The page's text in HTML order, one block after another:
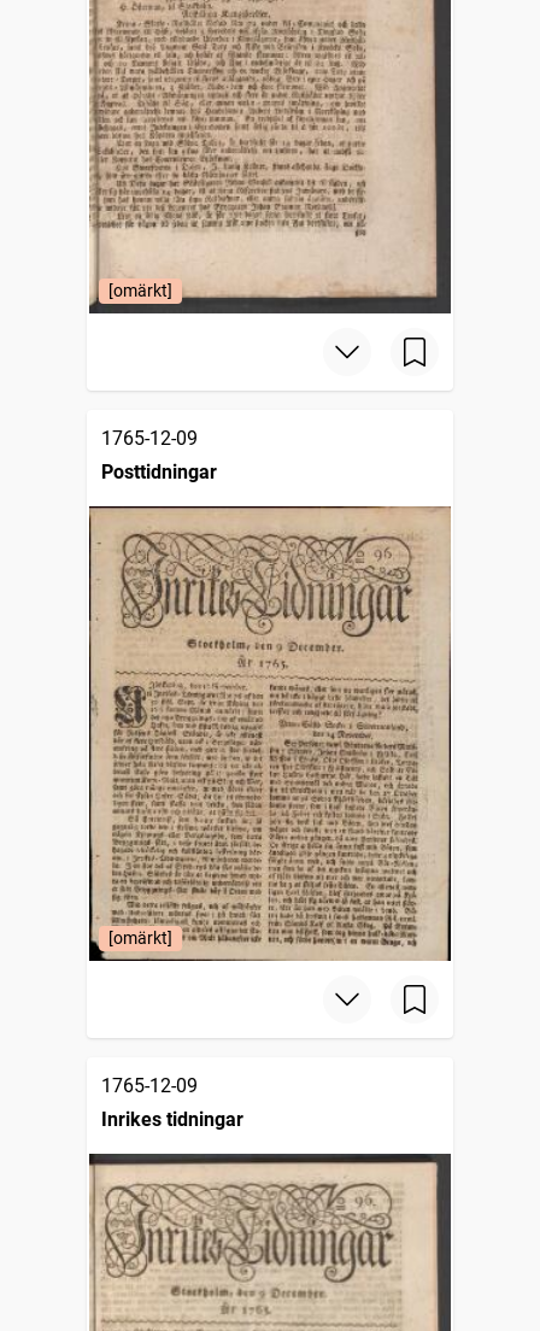
[omärkt]
1765-12-09
Posttidningar
[omärkt]
1765-12-09
Inrikes tidningar